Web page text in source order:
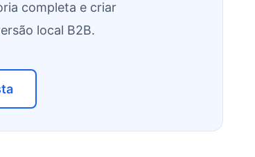
completa e criar
local B2B.